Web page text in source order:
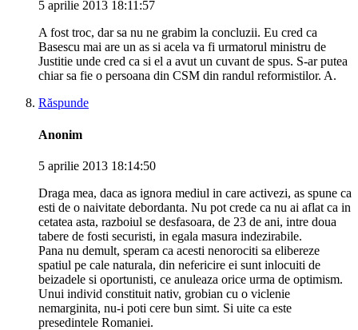
5 aprilie 2013 18:11:57
A fost troc, dar sa nu ne grabim la concluzii. Eu cred ca
Basescu mai are un as si acela va fi urmatorul ministru de
Justitie unde cred ca si el a avut un cuvant de spus. S-ar putea
chiar sa fie o persoana din CSM din randul reformistilor. A.
Răspunde
Anonim
5 aprilie 2013 18:14:50
Draga mea, daca as ignora mediul in care activezi, as spune ca
esti de o naivitate debordanta. Nu pot crede ca nu ai aflat ca in
cetatea asta, razboiul se desfasoara, de 23 de ani, intre doua
tabere de fosti securisti, in egala masura indezirabile.
Pana nu demult, speram ca acesti nenorociti sa elibereze
spatiul pe cale naturala, din nefericire ei sunt inlocuiti de
beizadele si oportunisti, ce anuleaza orice urma de optimism.
Unui individ constituit nativ, grobian cu o viclenie
nemarginita, nu-i poti cere bun simt. Si uite ca este
presedintele Romaniei.